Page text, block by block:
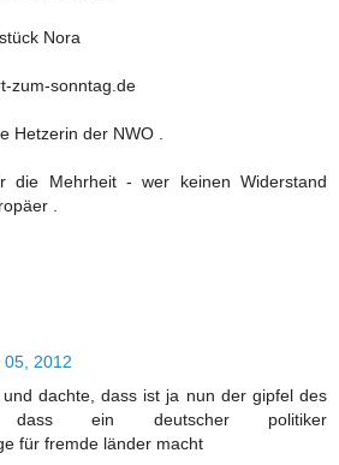
Nora
zum-sonntag.de
Hetzerin der NWO .
die Mehrheit - wer keinen Widerstand
.
05, 2012
dachte, dass ist ja nun der gipfel des
dass ein deutscher politiker
für fremde länder macht